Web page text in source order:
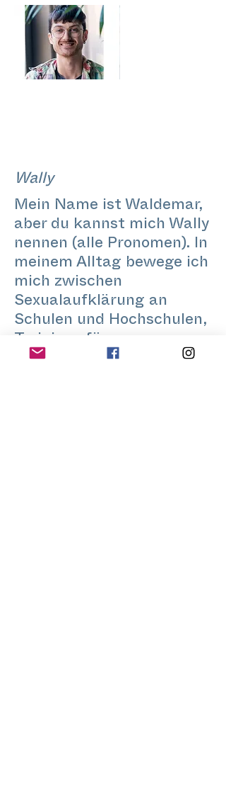
Wally
Mein Name ist Waldemar,
aber du kannst mich Wally
nennen (alle Pronomen). In
meinem Alltag bewege ich
mich zwischen
Sexualaufklärung an
Schulen und Hochschulen,
Organisationen zu